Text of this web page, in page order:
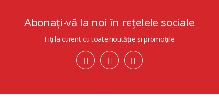
Abonați-vă la noi în rețelele sociale
Fiți la curent cu toate noutățile și promoțiile